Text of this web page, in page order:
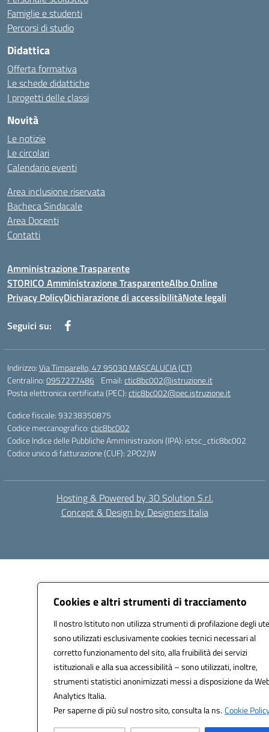
Cookies e altri strumenti di tracciamento
Il nostro Istituto non utilizza strumenti di profilazione degli
sono utilizzati esclusivamente cookies tecnici necessari al
corretto funzionamento del sito, alla fruibilità dei servizi
istituzionali e alla sua accessibilità – sono utilizzati, inoltre,
strumenti statistici anonimizzati messi a disposizione da
Analytics Italia.
Per saperne di più sul nostro sito, consulta la ns.Cookie
Famiglie e studenti
Percorsi di studio
Didattica
Offerta formativa
Le schede didattiche
I progetti delle classi
Novità
Le notizie
Le circolari
Calendario eventi
Area inclusione riservata
Bacheca Sindacale
Area Docenti
Contatti
Amministrazione Trasparente
STORICO Amministrazione TrasparenteAlbo Online
Privacy PolicyDichiarazione di accessibilitàNote legali
Seguici su:
Indirizzo:Via Timparello, 47 95030 MASCALUCIA (CT)
Centralino:0957277486 Email:ctic8bc002@istruzione.it
Posta elettronica certificata (PEC):ctic8bc002@pec.istruzione.it
Codice fiscale: 93238350875
Codice meccanografico:ctic8bc002
Codice Indice delle Pubbliche Amministrazioni (IPA): istsc_ctic8bc002
Codice unico di fatturazione (CUF): 2PO2JW
Hosting & Powered by 3D Solution S.r.l.
Concept & Design by Designers Italia